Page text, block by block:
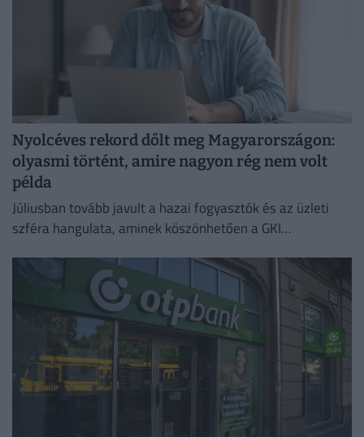
Nyolcéves rekord dőlt meg Magyarországon:
olyasmi történt, amire nagyon rég nem volt
példa
Júliusban tovább javult a hazai fogyasztók és az üzleti
szféra hangulata, aminek köszönhetően a GKI